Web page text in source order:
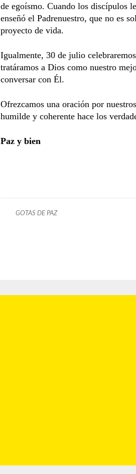
de egoísmo. Cuando los discípulos
enseñó el Padrenuestro, que no es
proyecto de vida.
Igualmente, 30 de julio
tratáramos a Dios como nuestro
conversar con Él.
Ofrezcamos una oración por
humilde y coherente hace los
Paz y bien
GOTAS DE PAZ